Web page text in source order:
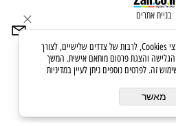
בניית אתרים
לידיעתך, באתרנו נעשה שימוש בקבצי Cookies, לרבות של צדדים שלישיים, לצורך
הגלישה והצגת פרסום מותאם אישית. המשך
זה. לפרטים נוספים ניתן לעיין במדיניות
מאשר